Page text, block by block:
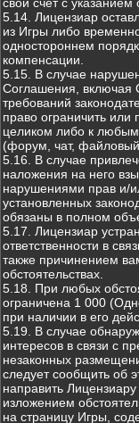
5.14. Лицензиар
из Игры либо
одностороннем
компенсации.
5.15. В случае
Соглашения, включая
требований
право ограничить или
целиком либо к
(форум, чат, файловый
5.16. В случае
наложения на него
нарушениями прав и/
установленных
обязаны в полном
5.17. Лицензиар
ответственности в
также причинением
обстоятельствах.
5.18. При любых
ограничена 1 000
при наличии в его
5.19. В случае
интересов в связи с
незаконных
следует сообщить об
направить
изложением
на страницу Игры,